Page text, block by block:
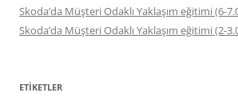
Skoda’da Müşteri Odaklı Yaklaşım eğitimi (6-
Skoda’da Müşteri Odaklı Yaklaşım eğitimi (2-
ETIKETLER